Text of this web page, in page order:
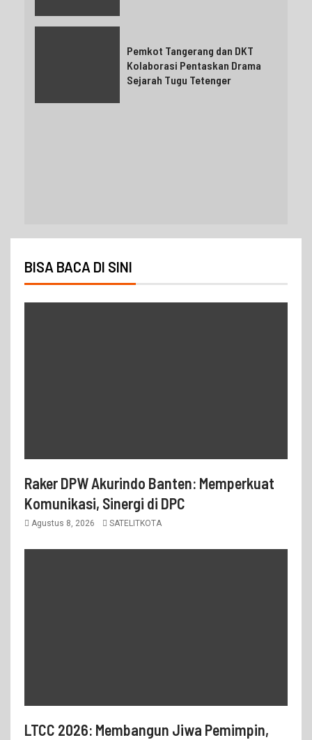
Pemkot Tangerang dan DKT
Kolaborasi Pentaskan Drama
Sejarah Tugu Tetenger
BISA BACA DI SINI
Raker DPW Akurindo Banten: Memperkuat
Komunikasi, Sinergi di DPC
Agustus 8, 2026 SATELITKOTA
LTCC 2026: Membangun Jiwa Pemimpin,